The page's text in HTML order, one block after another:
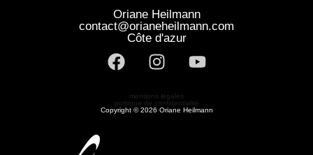
Oriane Heilmann
contact@orianeheilmann.com
Côte d'azur
mentions légales
politique de confidentialité
Copyright © 2026 Oriane Heilmann